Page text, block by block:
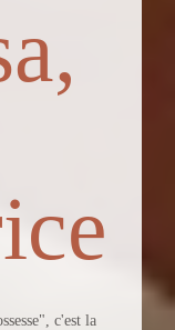
c'est la